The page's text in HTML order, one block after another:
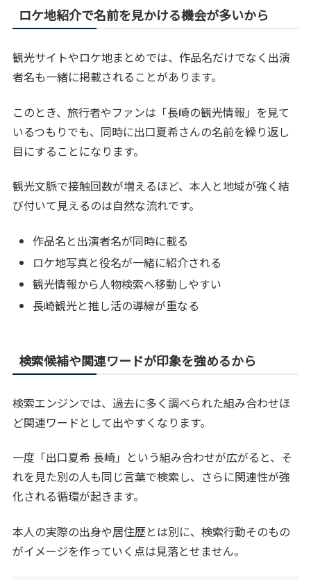
ロケ地紹介で名前を見かける機会が多いから
観光サイトやロケ地まとめでは、作品名だけでなく出演
者名も一緒に掲載されることがあります。
このとき、旅行者やファンは「長崎の観光情報」を見て
いるつもりでも、同時に出口夏希さんの名前を繰り返し
目にすることになります。
観光文脈で接触回数が増えるほど、本人と地域が強く結
び付いて見えるのは自然な流れです。
作品名と出演者名が同時に載る
ロケ地写真と役名が一緒に紹介される
観光情報から人物検索へ移動しやすい
長崎観光と推し活の導線が重なる
検索候補や関連ワードが印象を強めるから
検索エンジンでは、過去に多く調べられた組み合わせほ
ど関連ワードとして出やすくなります。
一度「出口夏希 長崎」という組み合わせが広がると、そ
れを見た別の人も同じ言葉で検索し、さらに関連性が強
化される循環が起きます。
本人の実際の出身や居住歴とは別に、検索行動そのもの
がイメージを作っていく点は見落とせません。